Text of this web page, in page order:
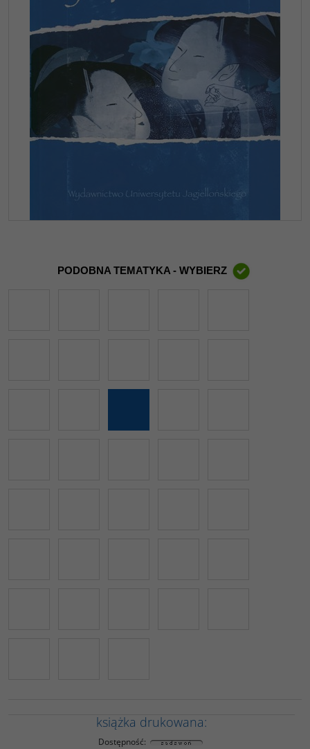
PODOBNA TEMATYKA - WYBIERZ
książka drukowana:
Dostępność: